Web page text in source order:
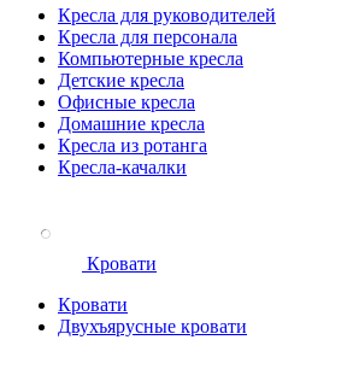
Кресла для руководителей
Кресла для персонала
Компьютерные кресла
Детские кресла
Офисные кресла
Домашние кресла
Кресла из ротанга
Кресла-качалки
Кровати
Кровати
Двухъярусные кровати